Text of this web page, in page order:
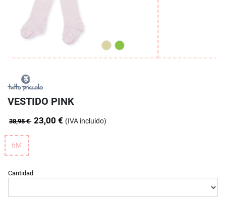
VESTIDO PINK
38,95 € 23,00 € (IVA incluido)
6M
Cantidad